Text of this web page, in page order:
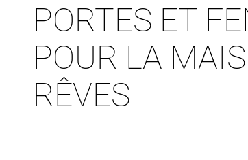
PORTES ET
POUR LA
RÊVES